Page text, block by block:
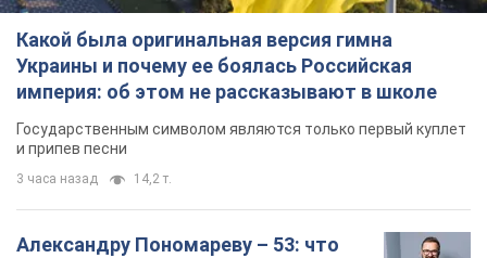
Какой была оригинальная версия гимна
Украины и почему ее боялась Российская
империя: об этом не рассказывают в школе
Государственным символом являются только первый куплет
и припев песни
3 часа назад 14,2 т.
Александру Пономареву – 53: что